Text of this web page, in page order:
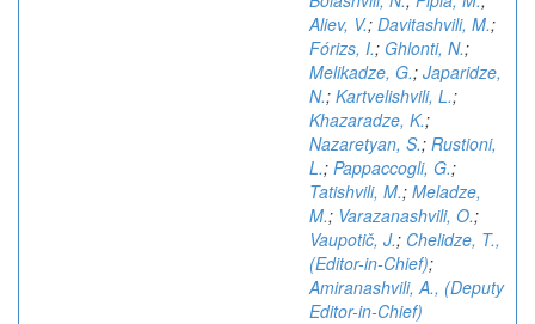
Aliev, V.; Davitashvili, M.;
Fórizs, I.; Ghlonti, N.;
Melikadze, G.; Japaridze,
N.; Kartvelishvili, L.;
Khazaradze, K.;
Nazaretyan, S.; Rustioni,
L.; Pappaccogli, G.;
Tatishvili, M.; Meladze,
M.; Varazanashvili, O.;
Vaupotič, J.; Chelidze, T.,
(Editor-in-Chief);
Amiranashvili, A., (Deputy
Editor-in-Chief)